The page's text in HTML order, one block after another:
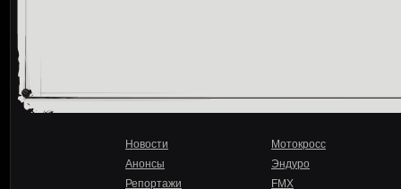
Новости
Анонсы
Репортажи
Мотокросс
Эндуро
FMX